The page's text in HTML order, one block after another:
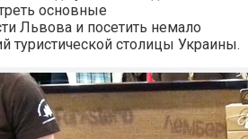
основные
Львова и посетить немало
туристической столицы Украины.